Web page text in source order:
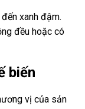
xanh đậm.
đều hoặc có
biến
vị của sản